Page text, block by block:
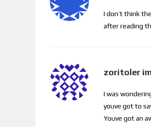
I don’t think
after reading
zoritoler
I was
youve got to
Youve got an